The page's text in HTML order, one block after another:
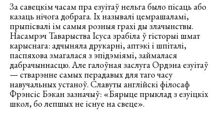
За савецкім часам пра езуітаў нельга было пісаць або
казаць нічога добрага. Іх называлі цемрашаламі,
прыпісвалі ім самыя розныя грахі ды злачынствы.
Насамрэч Таварыства Ісуса зрабіла ў гісторыі шмат
карыснага: адчыняла друкарні, аптэкі і шпіталі,
паспяхова змагалася з эпідэміямі, займалася
дабрачыннасцю. Але галоўная заслуга Ордэна езуітаў
— стварэнне самых перадавых для таго часу
навучальных устаноў. Славуты англійскі філосаф
Фрэнсіс Бэкан зазначыў: «Бярыце прыклад з езуіцкіх
школ, бо лепшых не існуе на свеце».